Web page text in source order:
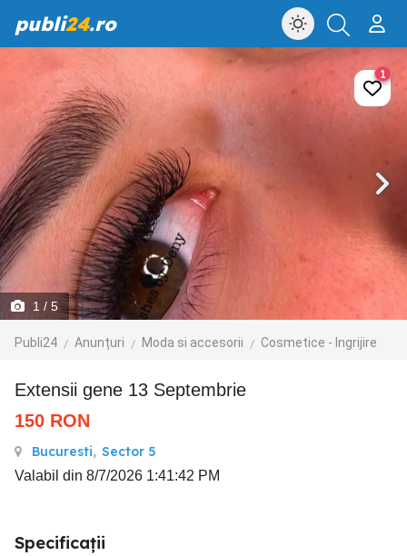
publi24.ro
1 / 5
Publi24 Anunțuri Moda si accesorii Cosmetice - Ingrijire
1
Extensii gene 13 Septembrie
150 RON
Bucuresti, Sector 5
Valabil din 8/7/2026 1:41:42 PM
Specificații